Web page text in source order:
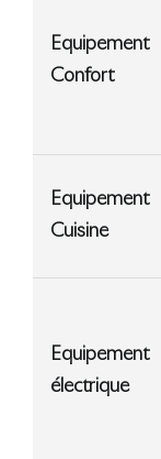
Equipement
Confort
Equipement
Cuisine
Equipement
électrique